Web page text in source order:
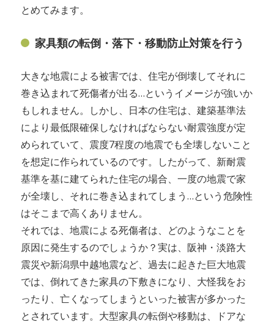
とめてみます。
家具類の転倒・落下・移動防止対策を行う
大きな地震による被害では、住宅が倒壊してそれに
巻き込まれて死傷者が出る…というイメージが強いか
もしれません。しかし、日本の住宅は、建築基準法
により最低限確保しなければならない耐震強度が定
められていて、震度7程度の地震でも全壊しないこと
を想定に作られているのです。したがって、新耐震
基準を基に建てられた住宅の場合、一度の地震で家
が全壊し、それに巻き込まれてしまう…という危険性
はそこまで高くありません。
それでは、地震による死傷者は、どのようなことを
原因に発生するのでしょうか？実は、阪神・淡路大
震災や新潟県中越地震など、過去に起きた巨大地震
では、倒れてきた家具の下敷きになり、大怪我をお
ったり、亡くなってしまうといった被害が多かった
とされています。大型家具の転倒や移動は、ドアな